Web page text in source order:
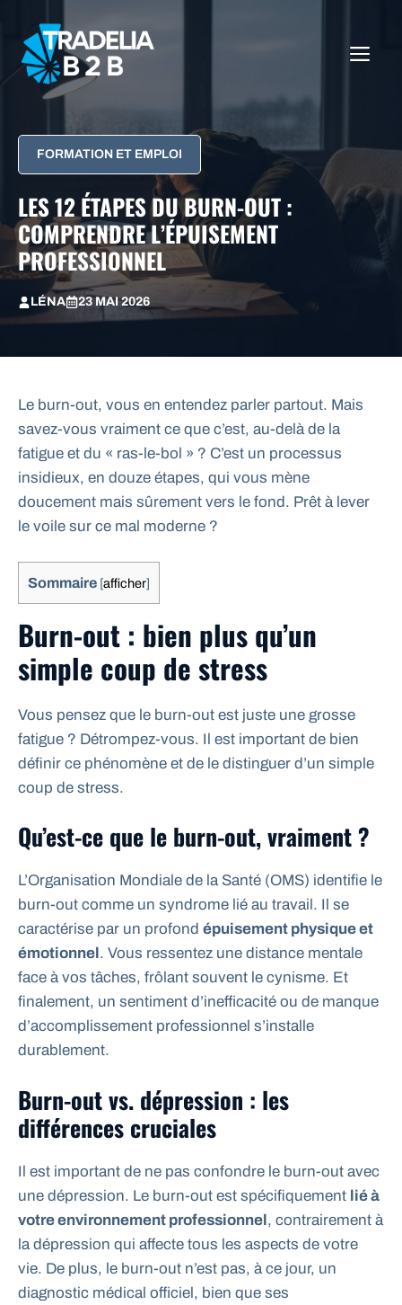
contenu
FORMATION ET EMPLOI
LES 12 ÉTAPES DU BURN-OUT :
COMPRENDRE L’ÉPUISEMENT
PROFESSIONNEL
LÉNA 23 MAI 2026
Le burn-out, vous en entendez parler partout. Mais
savez-vous vraiment ce que c’est, au-delà de la
fatigue et du « ras-le-bol » ? C’est un processus
insidieux, en douze étapes, qui vous mène
doucement mais sûrement vers le fond. Prêt à lever
le voile sur ce mal moderne ?
Sommaire [afficher]
Burn-out : bien plus qu’un
simple coup de stress
Vous pensez que le burn-out est juste une grosse
fatigue ? Détrompez-vous. Il est important de bien
définir ce phénomène et de le distinguer d’un simple
coup de stress.
Qu’est-ce que le burn-out, vraiment ?
L’Organisation Mondiale de la Santé (OMS) identifie le
burn-out comme un syndrome lié au travail. Il se
caractérise par un profond épuisement physique et
émotionnel. Vous ressentez une distance mentale
face à vos tâches, frôlant souvent le cynisme. Et
finalement, un sentiment d’inefficacité ou de manque
d’accomplissement professionnel s’installe
durablement.
Burn-out vs. dépression : les
différences cruciales
Il est important de ne pas confondre le burn-out avec
une dépression. Le burn-out est spécifiquement lié à
votre environnement professionnel, contrairement à
la dépression qui affecte tous les aspects de votre
vie. De plus, le burn-out n’est pas, à ce jour, un
diagnostic médical officiel, bien que ses